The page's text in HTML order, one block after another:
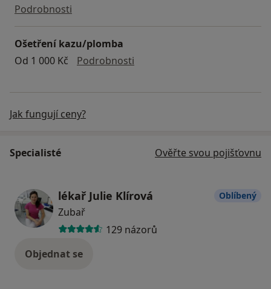
Podrobnosti
Ošetření kazu/plomba
Od 1 000 Kč
Podrobnosti
Jak fungují ceny?
Specialisté Ověřte svou pojišťovnu
lékař Julie Klírová
Zubař
129 názorů
Oblíbený
Objednat se